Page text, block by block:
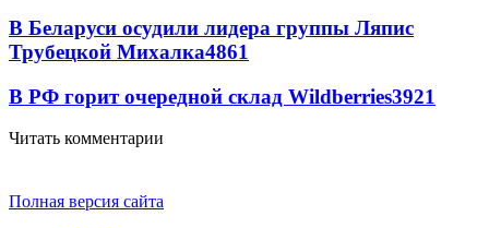
В Беларуси осудили лидера группы Ляпис
Трубецкой Михалка4861
В РФ горит очередной склад Wildberries3921
Читать комментарии
Полная версия сайта